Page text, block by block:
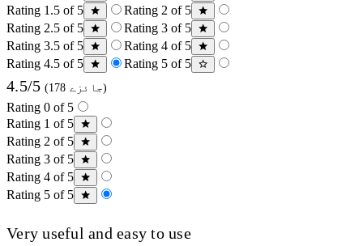
Rating 1.5 of 5
Rating 2 of 5
Rating 2.5 of 5
Rating 3 of 5
Rating 3.5 of 5
Rating 4 of 5
Rating 4.5 of 5
Rating 5 of 5
4.5/5 (178 جائزے)
Rating 0 of 5
Rating 1 of 5
Rating 2 of 5
Rating 3 of 5
Rating 4 of 5
Rating 5 of 5
Very useful and easy to use